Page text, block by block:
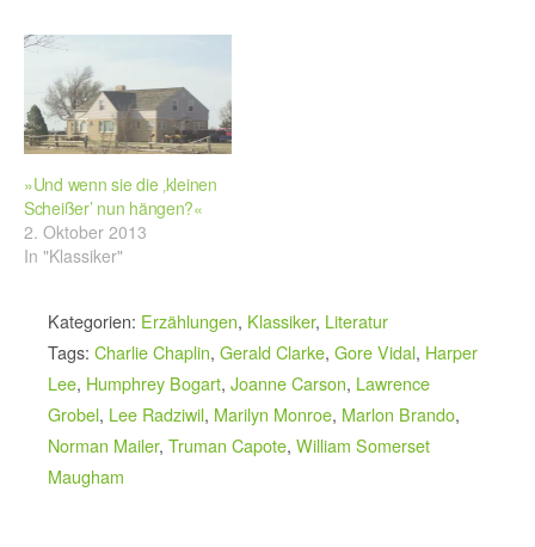
»Und wenn sie die ‚kleinen
Scheißer’ nun hängen?«
2. Oktober 2013
In "Klassiker"
Kategorien: Erzählungen, Klassiker, Literatur
Tags: Charlie Chaplin, Gerald Clarke, Gore Vidal, Harper
Lee, Humphrey Bogart, Joanne Carson, Lawrence
Grobel, Lee Radziwil, Marilyn Monroe, Marlon Brando,
Norman Mailer, Truman Capote, William Somerset
Maugham